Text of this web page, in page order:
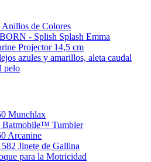
Anillos de Colores
- Splish Splash Emma
Projector 14,5 cm
azules y amarillos, aleta caudal
pelo
Munchlax
Batmobile™ Tumbler
Arcanine
Jinete de Gallina
para la Motricidad